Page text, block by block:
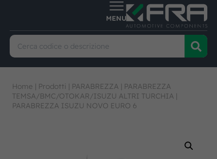
Home | Prodotti | PARABREZZA | PARABREZZA
TEMSA/BMC/OTOKAR/ISUZU ALTRI TURCHIA |
PARABREZZA ISUZU NOVO EURO 6